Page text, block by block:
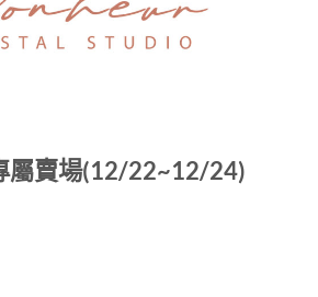
屬賣場(12/22~12/24)